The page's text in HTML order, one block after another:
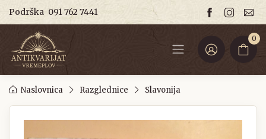
Podrška 091 762 7441
0
Naslovnica Razglednice Slavonija